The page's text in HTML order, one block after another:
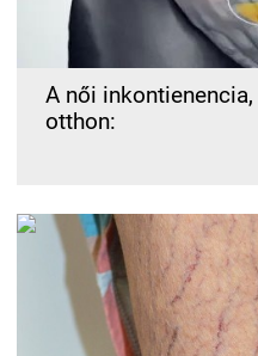
A női
otthon: